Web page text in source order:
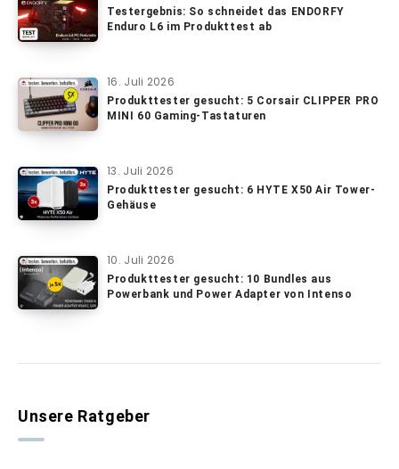
Testergebnis: So schneidet das ENDORFY
Enduro L6 im Produkttest ab
16. Juli 2026
Produkttester gesucht: 5 Corsair CLIPPER PRO
MINI 60 Gaming-Tastaturen
13. Juli 2026
Produkttester gesucht: 6 HYTE X50 Air Tower-
Gehäuse
10. Juli 2026
Produkttester gesucht: 10 Bundles aus
Powerbank und Power Adapter von Intenso
Unsere Ratgeber